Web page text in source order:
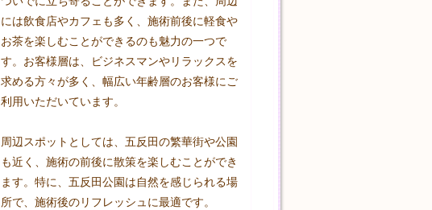
には飲食店やカフェも多く、施術前後に軽食や
お茶を楽しむことができるのも魅力の一つで
す。お客様層は、ビジネスマンやリラックスを
求める方々が多く、幅広い年齢層のお客様にご
利用いただいています。
周辺スポットとしては、五反田の繁華街や公園
も近く、施術の前後に散策を楽しむことができ
ます。特に、五反田公園は自然を感じられる場
所で、施術後のリフレッシュに最適です。